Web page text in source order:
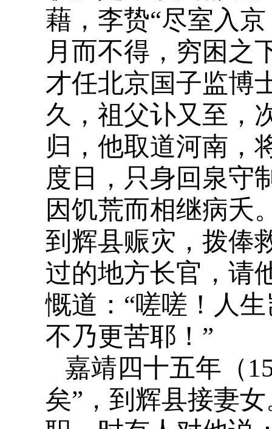
藉，李贽“尽室入
月而不得，穷困之
才任北京国子监博
久，祖父讣又至，
归，他取道河南，
度日，只身回泉守
因饥荒而相继病夭
到辉县赈灾，拨俸
过的地方长官，请
慨道：“嗟嗟！人
不乃更苦耶！”
嘉靖四十五年（
矣”，到辉县接妻